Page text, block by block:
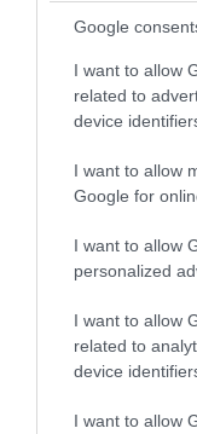
Google
I want to allow
related to
device
I want to allow
Google for
I want to allow
personalized
I want to allow
related to
device
I want to allow
06.08.2026 | 09:03
«Οι εντελώς
τα ζώα που